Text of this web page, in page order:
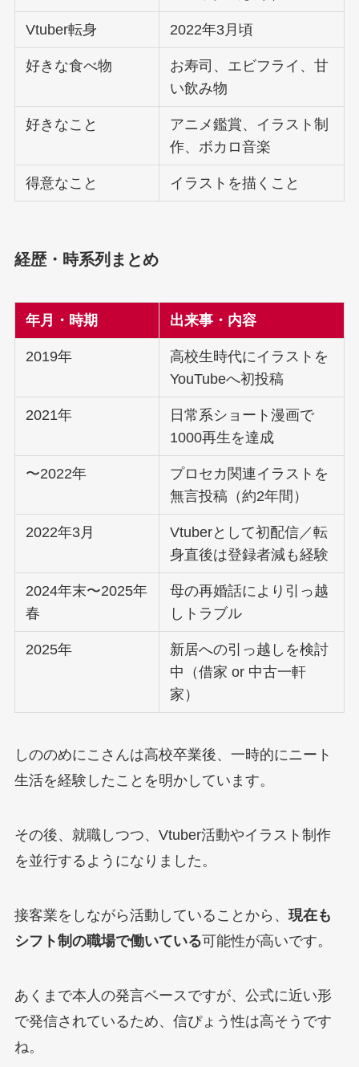
Vtuber転身 2022年3月頃
好きな食べ物
お寿司、エビフライ、甘
い飲み物
好きなこと
アニメ鑑賞、イラスト制
作、ボカロ音楽
得意なこと イラストを描くこと
経歴・時系列まとめ
年月・時期 出来事・内容
2019年
高校生時代にイラストを
YouTubeへ初投稿
2021年
日常系ショート漫画で
1000再生を達成
〜2022年
プロセカ関連イラストを
無言投稿（約2年間）
2022年3月
Vtuberとして初配信／転
身直後は登録者減も経験
2024年末〜2025年
春
母の再婚話により引っ越
しトラブル
2025年
新居への引っ越しを検討
中（借家 or 中古一軒
家）
しののめにこさんは高校卒業後、一時的にニート
生活を経験したことを明かしています。
その後、就職しつつ、Vtuber活動やイラスト制作
を並行するようになりました。
接客業をしながら活動していることから、 現在も
シフト制の職場で働いている可能性が高いです。
あくまで本人の発言ベースですが、公式に近い形
で発信されているため、信ぴょう性は高そうです
ね。